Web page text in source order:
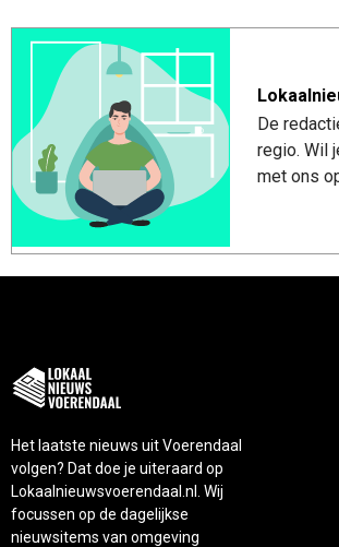
De
regio. Wil
met ons
Het laatste nieuws uit Voerendaal
volgen? Dat doe je uiteraard op
Lokaalnieuwsvoerendaal.nl. Wij
focussen op de dagelijkse
nieuwsitems van omgeving